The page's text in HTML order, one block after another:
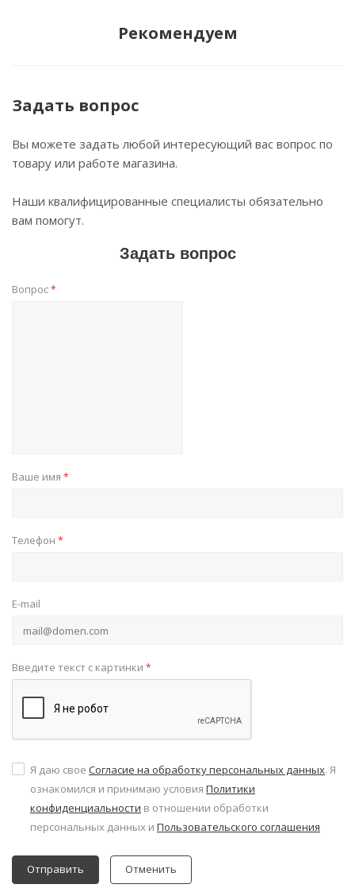
Рекомендуем
Задать вопрос
Вы можете задать любой интересующий вас вопрос по
товару или работе магазина.
Наши квалифицированные специалисты обязательно
вам помогут.
Задать вопрос
Вопрос*
Ваше имя *
Телефон *
E-mail
Введите текст с картинки *
Я даю свое Согласие на обработку персональных данных. Я
ознакомился и принимаю условия Политики
конфиденциальности в отношении обработки
персональных данных и Пользовательского соглашения
Отменить